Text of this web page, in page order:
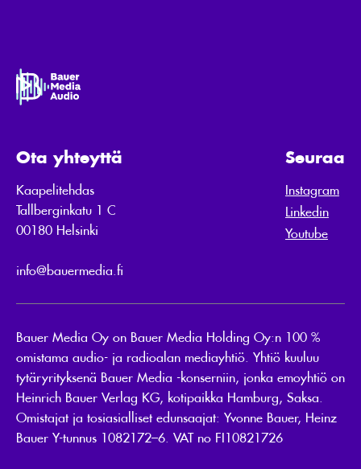
Ota yhteyttä
Kaapelitehdas
Tallberginkatu 1 C
00180 Helsinki
info@bauermedia.fi
Seuraa
Instagram
Linkedin
Youtube
Bauer Media Oy on Bauer Media Holding Oy:n 100 %
omistama audio- ja radioalan mediayhtiö. Yhtiö kuuluu
tytäryrityksenä Bauer Media -konserniin, jonka emoyhtiö on
Heinrich Bauer Verlag KG, kotipaikka Hamburg, Saksa.
Omistajat ja tosiasialliset edunsaajat: Yvonne Bauer, Heinz
Bauer Y-tunnus 1082172–6. VAT no FI10821726